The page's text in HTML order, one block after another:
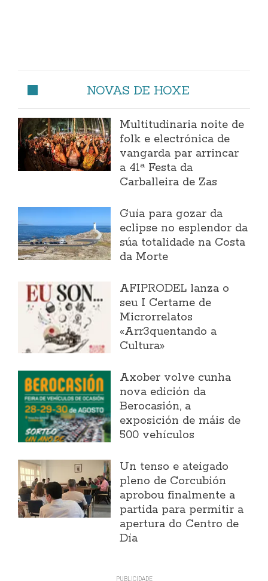
NOVAS DE HOXE
Multitudinaria noite de
folk e electrónica de
vangarda par arrincar
a 41ª Festa da
Carballeira de Zas
Guía para gozar da
eclipse no esplendor da
súa totalidade na Costa
da Morte
AFIPRODEL lanza o
seu I Certame de
Microrrelatos
«Arr3quentando a
Cultura»
Axober volve cunha
nova edición da
Berocasión, a
exposición de máis de
500 vehículos
Un tenso e ateigado
pleno de Corcubión
aprobou finalmente a
partida para permitir a
apertura do Centro de
Día